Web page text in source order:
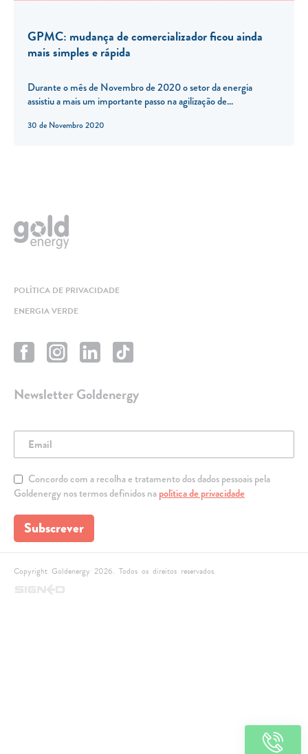
30 de Novembro 2020
GPMC: mudança de comercializador ficou ainda
mais simples e rápida
Durante o mês de Novembro de 2020 o setor da energia
assistiu a mais um importante passo na agilização de...
POLÍTICA DE PRIVACIDADE
ENERGIA VERDE
Newsletter Goldenergy
Concordo com a recolha e tratamento dos dados pessoais pela
Goldenergy nos termos definidos napolítica de privacidade
Subscrever
Copyright Goldenergy 2026. Todos os direitos reservados.